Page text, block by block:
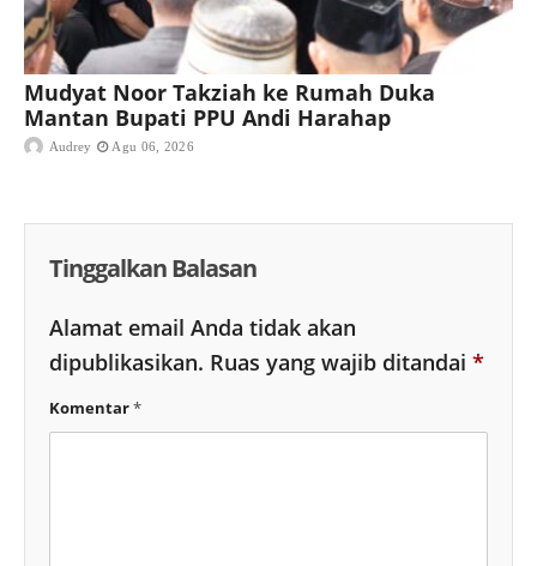
Mudyat Noor Takziah ke Rumah Duka
Mantan Bupati PPU Andi Harahap
Audrey Agu 06, 2026
Tinggalkan Balasan
Alamat email Anda tidak akan
dipublikasikan. Ruas yang wajib ditandai *
Komentar*